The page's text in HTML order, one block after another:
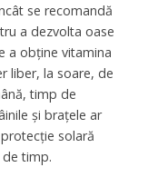
se recomandă
a dezvolta oase
a obține vitamina
liber, la soare, de
timp de
și brațele ar
solară
timp.